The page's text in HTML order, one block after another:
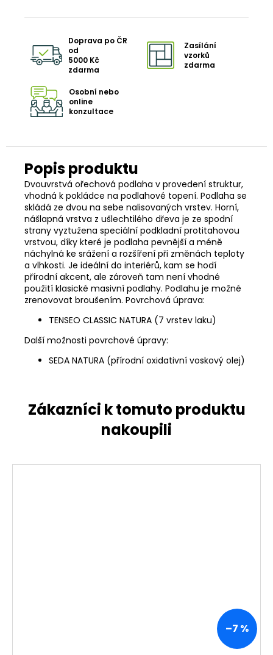
Doprava po ČR
od
5000 Kč
zdarma
Zasílání
vzorků
zdarma
Osobní nebo
online
konzultace
Dvouvrstvá ořechová podlaha v provedení struktur,
vhodná k pokládce na podlahové topení. Podlaha se
skládá ze dvou na sebe nalisovaných vrstev. Horní,
nášlapná vrstva z ušlechtilého dřeva je ze spodní
strany vyztužena speciální podkladní protitahovou
vrstvou, díky které je podlaha pevnější a méně
náchylná ke srážení a rozšíření při změnách teploty
a vlhkosti. Je ideální do interiérů, kam se hodí
přírodní akcent, ale zároveň tam není vhodné
použití klasické masivní podlahy. Podlahu je možné
zrenovovat broušením. Povrchová úprava:
TENSEO CLASSIC NATURA (7 vrstev laku)
Další možnosti povrchové úpravy:
SEDA NATURA (přírodní oxidativní voskový olej)
–7 %